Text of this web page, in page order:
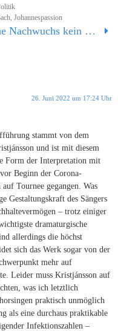
, Johannespassion
Ohne Nachwuchs kein Wachstum
26. Juni 2022 um 17:24 Uhr
stammt von dem
und ist mit diesem
Form der Interpretation mit
Beginn der Corona-
Tournee gegangen. Was
Gestaltungskraft des Sängers
– trotz einiger
dramaturgische
allerdings die höchst
sich das Werk sogar von der
mehr auf
Leider muss Kristjánsson auf
was ich letztlich
praktisch unmöglich
als eine durchaus praktikable
Infektionszahlen –